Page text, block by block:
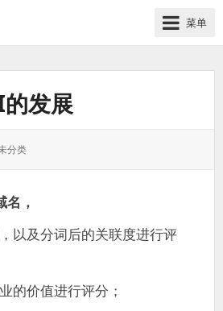
菜单
发展
分类
，
以及分词后的关联度进行评
的价值进行评分；